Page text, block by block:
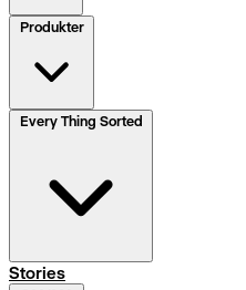
Produkter
Stories